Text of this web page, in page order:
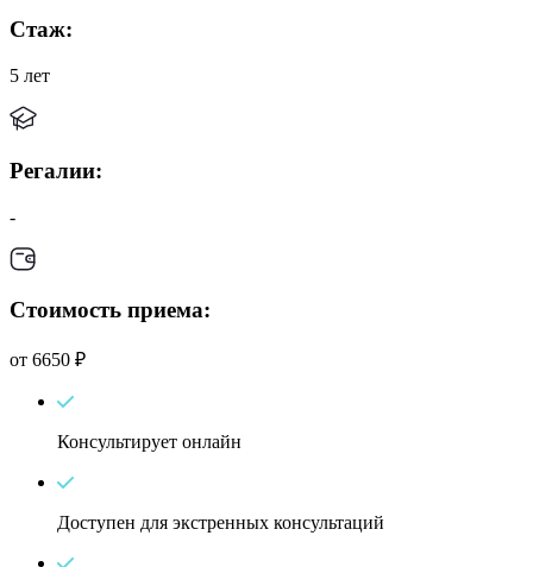
Стаж:
5 лет
Регалии:
-
Стоимость приема:
от 6650 ₽
Консультирует онлайн
Доступен для экстренных консультаций